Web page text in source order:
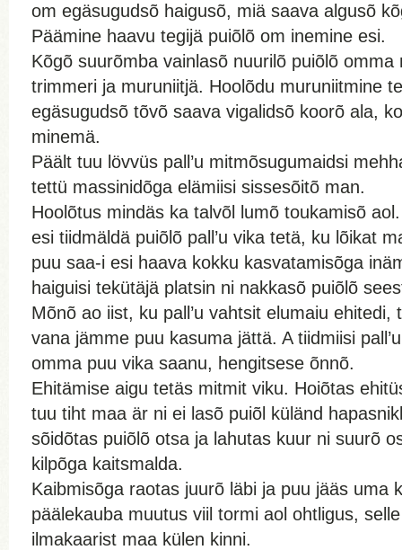
om egäsugudsõ haigusõ, miä saava algusõ
Päämine haavu tegijä puiõlõ om inemine esi.
Kõgõ suurõmba vainlasõ nuurilõ puiõlõ
trimmeri ja muruniitjä. Hoolõdu muruniitmine
egäsugudsõ tõvõ saava vigalidsõ koorõ ala,
minemä.
Päält tuu lövvüs pall’u mitmõsugumaidsi
tettü massinidõga elämiisi sissesõitõ man.
Hoolõtus mindäs ka talvõl lumõ toukamisõ
esi tiidmäldä puiõlõ pall’u vika tetä, ku lõikat
puu saa-i esi haava kokku kasvatamisõga
haiguisi tekütäjä platsin ni nakkasõ puiõlõ
Mõnõ ao iist, ku pall’u vahtsit elumaiu ehitedi,
vana jämme puu kasuma jättä. A tiidmiisi
omma puu vika saanu, hengitsese õnnõ.
Ehitämise aigu tetäs mitmit viku. Hoiõtas
tuu tiht maa är ni ei lasõ puiõl küländ
sõidõtas puiõlõ otsa ja lahutas kuur ni suurõ
kilpõga kaitsmalda.
Kaibmisõga raotas juurõ läbi ja puu jääs uma
päälekauba muutus viil tormi aol ohtligus,
ilmakaarist maa külen kinni.